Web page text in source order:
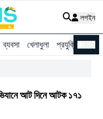
লগইন
ব্যবসা খেলাধুলা প্রযুক্তি
আট দিনে আটক ১৭১